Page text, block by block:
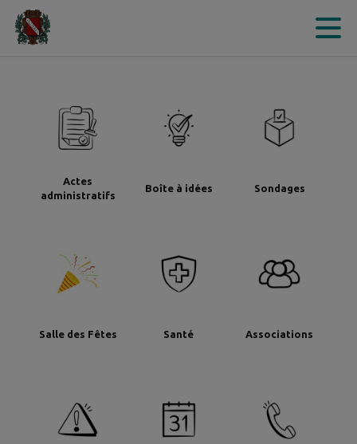
Contenu
Actes
administratifs
Boîte à idées Sondages
Salle des Fêtes Santé Associations